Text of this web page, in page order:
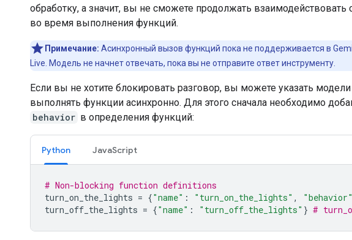
обработку, а значит, вы не сможете продолжать
во время выполнения функций.
Примечание: Асинхронный вызов функций пока не поддерживается в
Live. Модель не начнет отвечать, пока вы не отправите ответ инструменту.
Если вы не хотите блокировать разговор, вы можете указать модели
выполнять функции асинхронно. Для этого сначала необходимо
behavior в определения функций:
Python JavaScript
# Non-blocking function definitions
turn_on_the_lights = {"name" : "turn_on_the_lights" , "behavior"
turn_off_the_lights = {"name" : "turn_off_the_lights" } #